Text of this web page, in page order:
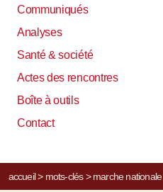
Communiqués
Analyses
Santé & société
Actes des rencontres
Boîte à outils
Contact
accueil> mots-clés> marche nationale